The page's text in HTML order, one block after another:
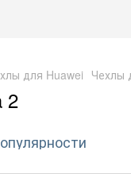
для Huawei Чехлы
2